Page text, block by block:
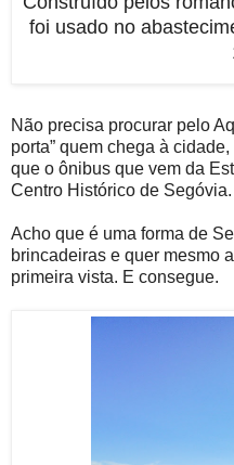
foi usado no
Não precisa procurar pelo
porta” quem chega à
que o ônibus que vem da
Centro Histórico de Segóvia.
Acho que é uma forma de
brincadeiras e quer mesmo
primeira vista. E consegue.